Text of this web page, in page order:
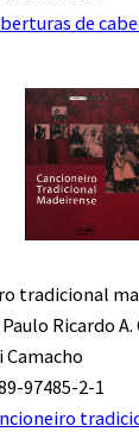
de
tradicional
Ricardo
Camacho
97485-2-1